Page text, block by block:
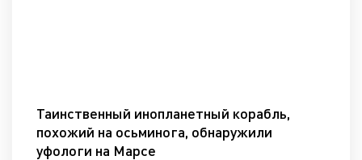
Таинственный инопланетный корабль,
похожий на осьминога, обнаружили
уфологи на Марсе